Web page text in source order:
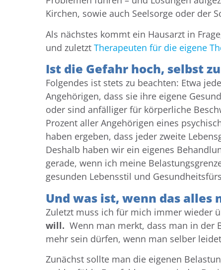
Kirchen, sowie auch Seelsorge oder der
Als nächstes kommt ein Hausarzt in
und zuletzt Therapeuten für die eigene
Ist die Gefahr hoch, selbst
Folgendes ist stets zu beachten: Etwa
Angehörigen, dass sie ihre eigene
oder sind anfälliger für körperliche
Prozent aller Angehörigen eines
haben ergeben, dass jeder zweite
Deshalb haben wir ein eigenes
gerade, wenn ich meine
gesunden Lebensstil und
Und was ist, wenn das alles
Zuletzt muss ich für mich immer wieder
will. Wenn man merkt, dass man in der
mehr sein dürfen, wenn man selber
Zunächst sollte man die eigenen